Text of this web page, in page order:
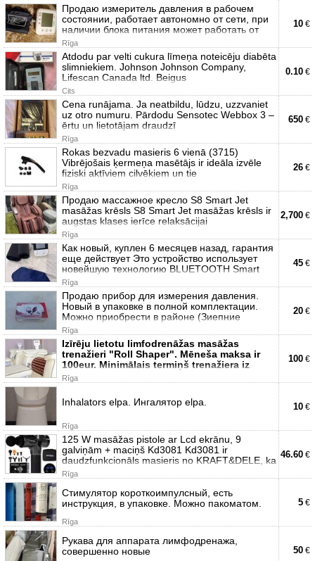
Продаю измеритель давления в рабочем
состоянии, работает автономно от сети, при
наличии блока питания может работать от
Rīga
10 €
Atdodu par velti cukura līmeņa noteicēju diabēta
slimniekiem. Johnson Johnson Company,
Lifescan Canada ltd. Beigus
Cits
0.10 €
Cena runājama. Ja neatbildu, lūdzu, uzzvaniet
uz otro numuru. Pārdodu Sensotec Webbox 3 –
ērtu un lietotājam draudzī
Rīga
650 €
Rokas bezvadu masieris 6 vienā (3715)
Vibrējošais ķermeņa masētājs ir ideāla izvēle
fiziski aktīviem cilvēkiem un tie
Rīga
26 €
Продаю массажное кресло S8 Smart Jet
masāžas krēsls S8 Smart Jet masāžas krēsls ir
augstas klases ierīce relaksācijai
Rīga
2,700 €
Как новый, куплен 6 месяцев назад, гарантия
еще действует Это устройство использует
новейшую технологию BLUETOOTH Smart
Rīga
45 €
Продаю прибор для измерения давления.
Новый в упаковке в полной комплектации.
Можно приобрести в районе (Зиепние
Rīga
20 €
Izīrēju lietotu limfodrenāžas masāžas
trenažieri "Roll Shaper". Mēneša maksa ir
100eur. Minimālais termiņš trenažiera iz
Rīga
100 €
Inhalators elpa. Ингалятор elpa.
Rīga
10 €
125 W masāžas pistole ar Lcd ekrānu, 9
galviņām + maciņš Kd3081 Kd3081 ir
daudzfunkcionāls masieris no KRAFT&DELE, ka
Rīga
46.60 €
Стимулятор короткоимпулсный, есть
инструкция, в упаковке. Можно пакоматом.
Rīga
5 €
Рукава для аппарата лимфодренажа,
совершенно новые
50 €